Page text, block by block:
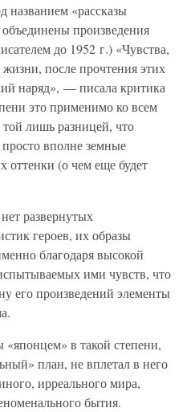
названием «рассказы
произведения
до 1952 г.) «Чувства,
после прочтения этих
наряд», — писала критика
это применимо ко всем
лишь разницей, что
вполне земные
оттенки (о чем еще будет
развернутых
героев, их образы
благодаря высокой
ими чувств, что
его произведений элементы
в такой степени,
план, не вплетал в него
ирреального мира,
бытия.